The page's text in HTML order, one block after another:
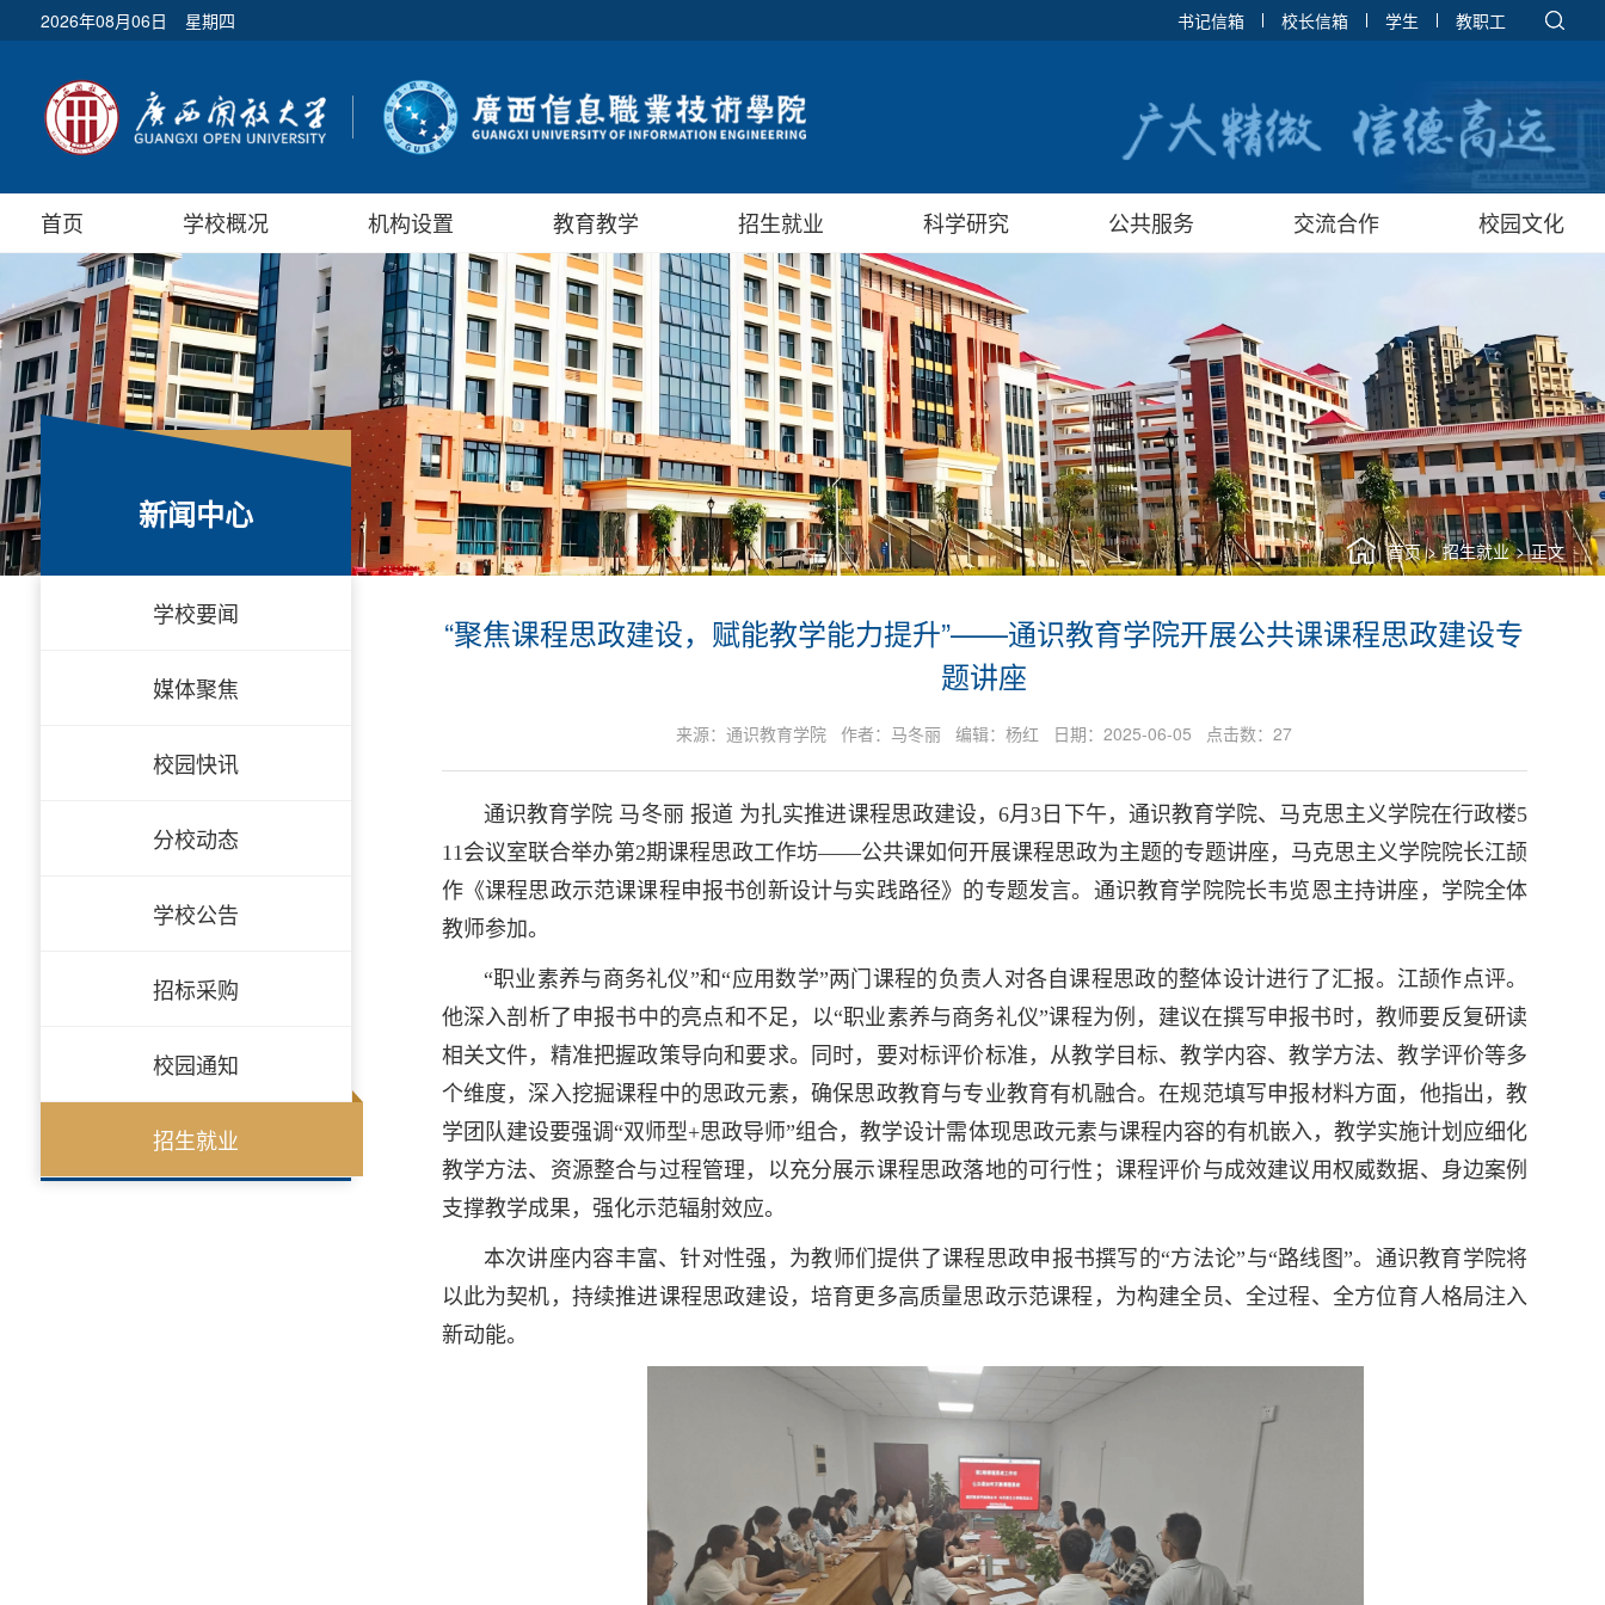
2026年08月06日 星期四 书记信箱 校长信箱 学生 教职工
首页 学校概况 机构设置 教育教学 招生就业 科学研究 公共服务 交流合作 校园文化
首页 > 招生就业 > 正文
新闻中心
学校要闻
媒体聚焦
校园快讯
分校动态
学校公告
招标采购
校园通知
招生就业
“聚焦课程思政建设，赋能教学能力提升”——通识教育学院开展公共课课程思政建设专
题讲座
来源：通识教育学院 作者：马冬丽 编辑：杨红 日期：2025-06-05 点击数：27
通识教育学院 马冬丽 报道 为扎实推进课程思政建设，6月3日下午，通识教育学院、马克思主义学院在行政楼5
11会议室联合举办第2期课程思政工作坊——公共课如何开展课程思政为主题的专题讲座，马克思主义学院院长江颉
作《课程思政示范课课程申报书创新设计与实践路径》的专题发言。通识教育学院院长韦览恩主持讲座，学院全体
教师参加。
“职业素养与商务礼仪”和“应用数学”两门课程的负责人对各自课程思政的整体设计进行了汇报。江颉作点评。
他深入剖析了申报书中的亮点和不足，以“职业素养与商务礼仪”课程为例，建议在撰写申报书时，教师要反复研读
相关文件，精准把握政策导向和要求。同时，要对标评价标准，从教学目标、教学内容、教学方法、教学评价等多
个维度，深入挖掘课程中的思政元素，确保思政教育与专业教育有机融合。在规范填写申报材料方面，他指出，教
学团队建设要强调“双师型+思政导师”组合，教学设计需体现思政元素与课程内容的有机嵌入，教学实施计划应细化
教学方法、资源整合与过程管理，以充分展示课程思政落地的可行性；课程评价与成效建议用权威数据、身边案例
支撑教学成果，强化示范辐射效应。
本次讲座内容丰富、针对性强，为教师们提供了课程思政申报书撰写的“方法论”与“路线图”。通识教育学院将
以此为契机，持续推进课程思政建设，培育更多高质量思政示范课程，为构建全员、全过程、全方位育人格局注入
新动能。